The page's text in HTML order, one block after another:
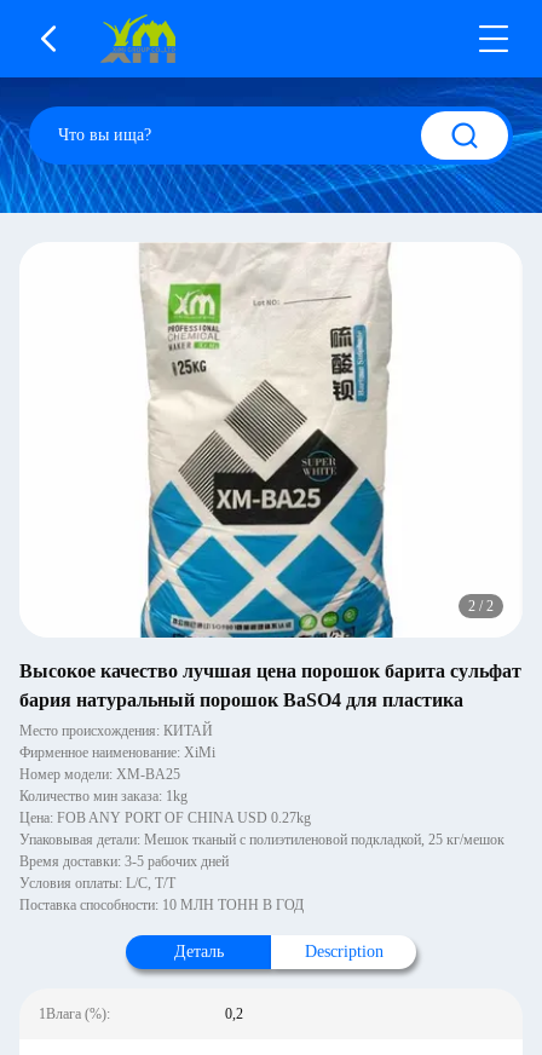
2 / 2
Высокое качество лучшая цена порошок барита сульфат
бария натуральный порошок BaSO4 для пластика
Место происхождения: КИТАЙ
Фирменное наименование: XiMi
Номер модели: XM-BA25
Количество мин заказа: 1kg
Цена: FOB ANY PORT OF CHINA USD 0.27kg
Упаковывая детали: Мешок тканый с полиэтиленовой подкладкой, 25 кг/мешок
Время доставки: 3-5 рабочих дней
Условия оплаты: L/C, T/T
Поставка способности: 10 МЛН ТОНН В ГОД
Деталь Description
1Влага (%): 0,2